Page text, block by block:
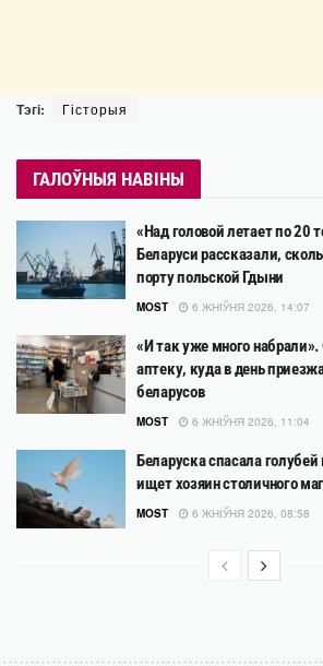
Тэгі: Гісторыя
ГАЛОЎНЫЯ НАВІНЫ
«Над головой летает по 20
Беларуси рассказали,
порту польской Гдыни
MOST 6 ЖНІЎНЯ 2026, 14:07
«И так уже много
аптеку, куда в день
беларусов
MOST 6 ЖНІЎНЯ 2026, 11:04
Беларуска спасала
ищет хозяин столичного
MOST 6 ЖНІЎНЯ 2026, 08:58